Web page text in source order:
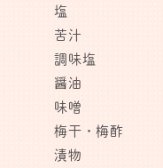
塩
苦汁
調味塩
醤油
味噌
梅干・梅酢
漬物